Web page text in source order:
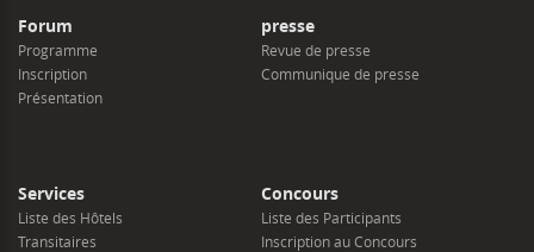
Forum
Présentation
Programme
Inscription
presse
Communique de presse
Revue de presse
Services
Liste des Hôtels
Transitaires
Concours
Liste des Participants
Inscription au Concours